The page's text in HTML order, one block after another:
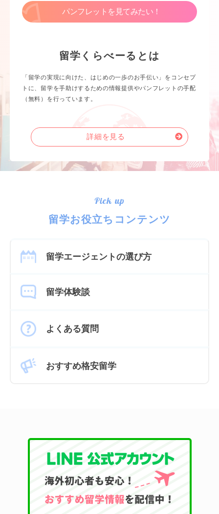
パンフレットを見てみたい！
留学くらべーるとは
「留学の実現に向けた、はじめの一歩のお手伝い」をコンセプ
トに、留学を手助けするための情報提供やパンフレットの手配
（無料）を行っています。
詳細を見る
Pick up
留学お役立ちコンテンツ
留学エージェントの選び方
留学体験談
よくある質問
おすすめ格安留学